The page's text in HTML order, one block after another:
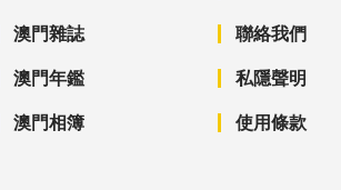
澳門雜誌
澳門年鑑
澳門相簿
聯絡我們
私隱聲明
使用條款